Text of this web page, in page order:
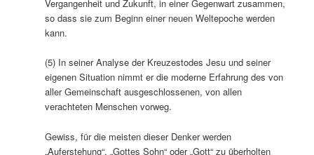
Vergangenheit und Zukunft, in einer Gegenwart zusammen,
so dass sie zum Beginn einer neuen Weltepoche werden
kann.
(5) In seiner Analyse der Kreuzestodes Jesu und seiner
eigenen Situation nimmt er die moderne Erfahrung des von
aller Gemeinschaft ausgeschlossenen, von allen
verachteten Menschen vorweg.
Gewiss, für die meisten dieser Denker werden
„Auferstehung“, „Gottes Sohn“ oder „Gott“ zu überholten